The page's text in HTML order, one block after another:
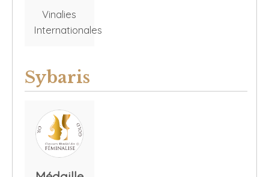
Vinalies
Internationales
Sybaris